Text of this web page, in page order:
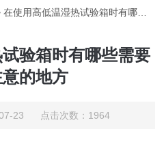
使用高低温湿热试验箱时有哪些需要我们注意的地方
验箱时有哪些需要
的地方
07-23 点击次数：1964